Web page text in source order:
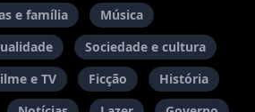
e família
Música
Sociedade e cultura
e TV Ficção
História